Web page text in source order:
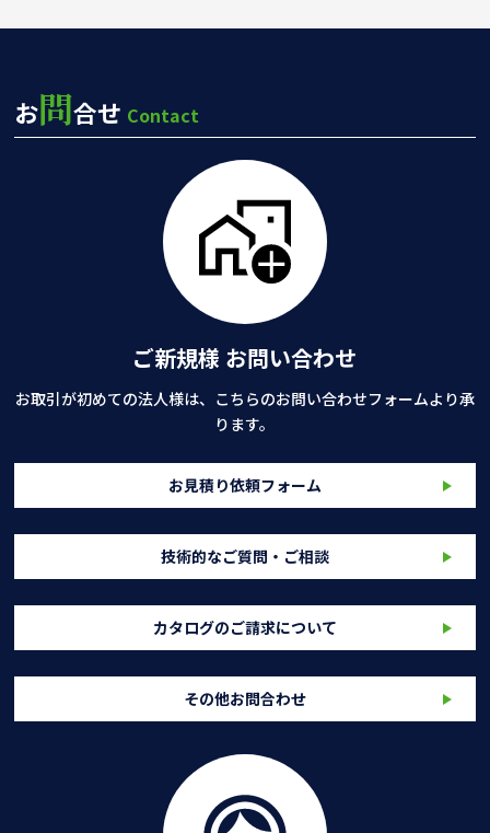
お問合せ Contact
ご新規様 お問い合わせ
お取引が初めての法人様は、こちらのお問い合わせフォームより承
ります。
お見積り依頼フォーム
技術的なご質問・ご相談
カタログのご請求について
その他お問合わせ